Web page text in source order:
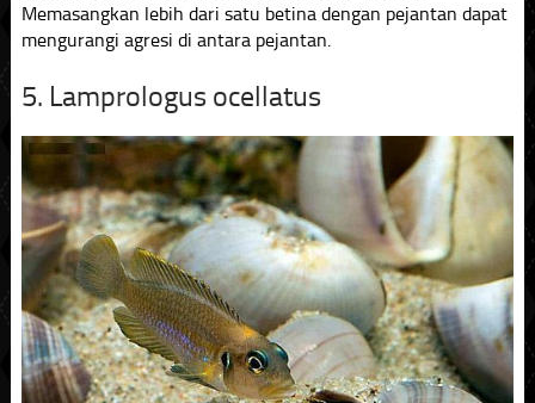
Memasangkan lebih dari satu betina dengan pejantan dapat
mengurangi agresi di antara pejantan.
5. Lamprologus ocellatus